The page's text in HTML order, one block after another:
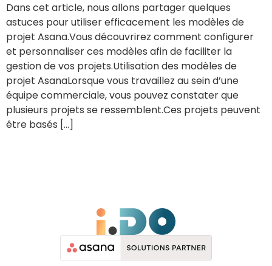
Dans cet article, nous allons partager quelques
astuces pour utiliser efficacement les modèles de
projet Asana.Vous découvrirez comment configurer
et personnaliser ces modèles afin de faciliter la
gestion de vos projets.Utilisation des modèles de
projet AsanaLorsque vous travaillez au sein d’une
équipe commerciale, vous pouvez constater que
plusieurs projets se ressemblent.Ces projets peuvent
être basés […]